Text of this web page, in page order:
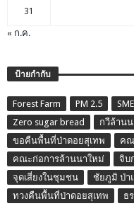
31
« ก.ค.
ป้ายกำกับ
Forest Farm PM 2.5
Zero sugar bread
กวีล้านน
ขอคืนพื้นที่ป่าดอยสุเทพ
ค
คณะก่อการล้านนาใหม่
จิบ
จุดเสี่ยงในชุมชน
ชัยภูมิ ป่า
ทวงคืนพื้นที่ป่าดอยสุเทพ
ธ